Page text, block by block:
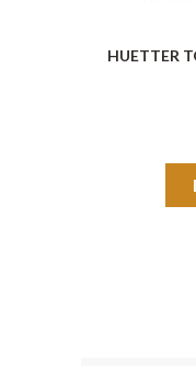
HUETTER